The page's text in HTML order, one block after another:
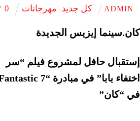
ADMIN كل جديد مهرجانات 0
كان.سينما إيزيس الجديدة
إستقبال حافل لمشروع فيلم “سر
في “كان”